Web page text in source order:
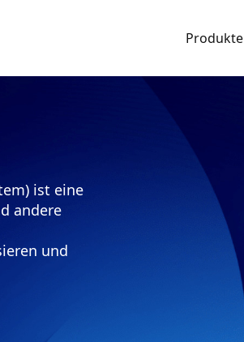
Produkte
ist eine
andere
und